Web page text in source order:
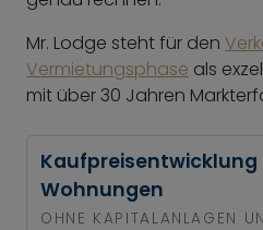
Mr. Lodge steht für den
Vermietungsphase als
mit über 30 Jahren
Kaufpreisentwicklung
Wohnungen
OHNE KAPITALANLAGEN